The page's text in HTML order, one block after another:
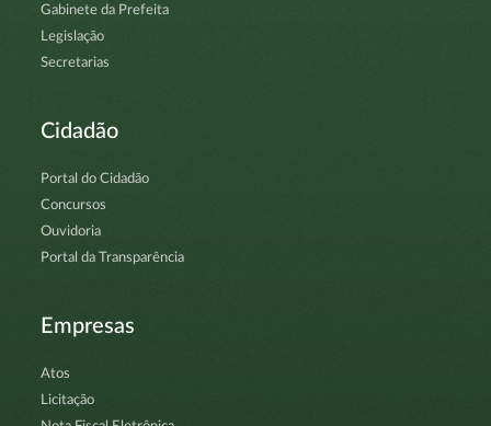
Gabinete da Prefeita
Legislação
Secretarias
Cidadão
Portal do Cidadão
Concursos
Ouvidoria
Portal da Transparência
Empresas
Atos
Licitação